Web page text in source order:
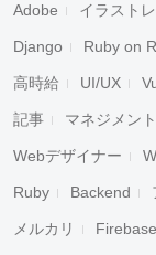
Adobe イラスト
Django Ruby on
高時給 UI/UX
記事 マネジメント
Webデザイナー
Ruby Backend
メルカリ Firebase